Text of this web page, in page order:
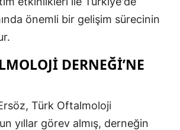
önemli bir gelişim sürecinin
DERNEĞI’NE
Türk Oftalmoloji
yıllar görev almış, derneğin